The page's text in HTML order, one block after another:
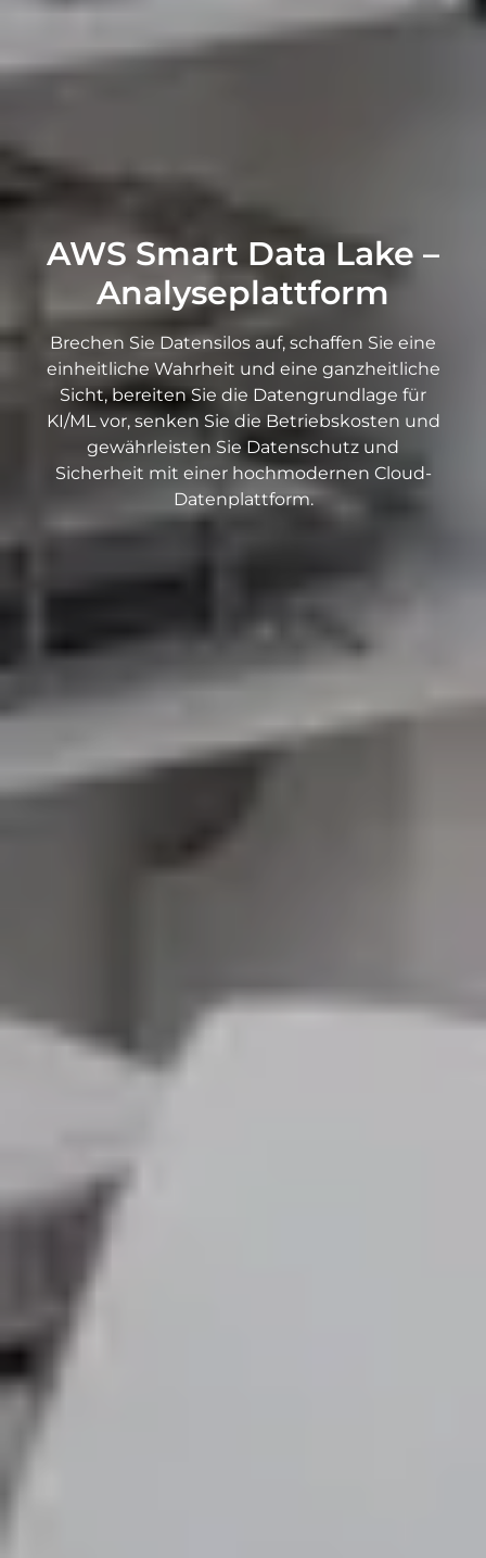
AWS Smart Data Lake –
Analyseplattform
Brechen Sie Datensilos auf, schaffen Sie eine
einheitliche Wahrheit und eine ganzheitliche
Sicht, bereiten Sie die Datengrundlage für
KI/ML vor, senken Sie die Betriebskosten und
gewährleisten Sie Datenschutz und
Sicherheit mit einer hochmodernen Cloud-
Datenplattform.